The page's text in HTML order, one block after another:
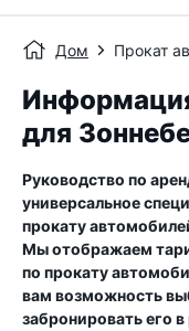
Дом Прокат
для
Руководство по
универсальное
прокату
Мы отображаем
по прокату
вам возможность
забронировать его